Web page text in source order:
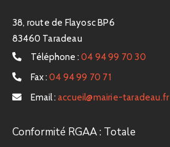
38, route de Flayosc BP6
83460 Taradeau
Téléphone : 04 94 99 70 30
Fax : 04 94 99 70 71
Email : accueil@mairie-taradeau.fr
Conformité RGAA : Totale